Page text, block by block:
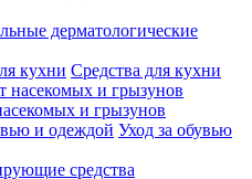
дерматологические
Средства для кухни
и грызунов
Уход за обувью